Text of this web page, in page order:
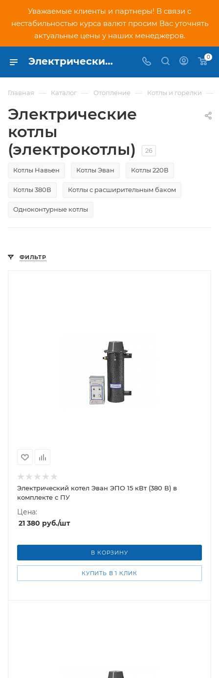
Уважаемые клиенты и партнеры! В связи с
нестабильностью курса валют просим Вас уточнять
актуальные цены у наших менеджеров.
Электрические котлы отопительные купить в Москве - цены на электрокотлы для отопления частного дома в интернет-магазине PNDtech.ru 0
Главная — Каталог — Отопление — Котлы и горелки —
Электрические
котлы
(электрокотлы)
26
Котлы Навьен Котлы Эван Котлы 220В
Котлы 380В Котлы с расширительным баком
Одноконтурные котлы
ФИЛЬТР
Электрический котел Эван ЭПО 15 кВт (380 В) в
комплекте с ПУ
Цена:
21 380 руб./шт
В КОРЗИНУ
КУПИТЬ В 1 КЛИК